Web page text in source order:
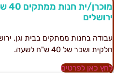
בחנות ממתקים בבית וגן,
ושכר של 40 ש"ח לשעה.
כאן לפרטים